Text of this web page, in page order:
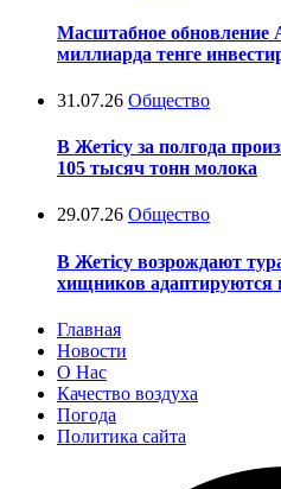
Масштабное обновление
миллиарда тенге
31.07.26 Общество
В Жетісу за полгода
105 тысяч тонн молока
29.07.26 Общество
В Жетісу возрождают
хищников адаптируются
Главная
Новости
О Нас
Качество воздуха
Погода
Политика сайта